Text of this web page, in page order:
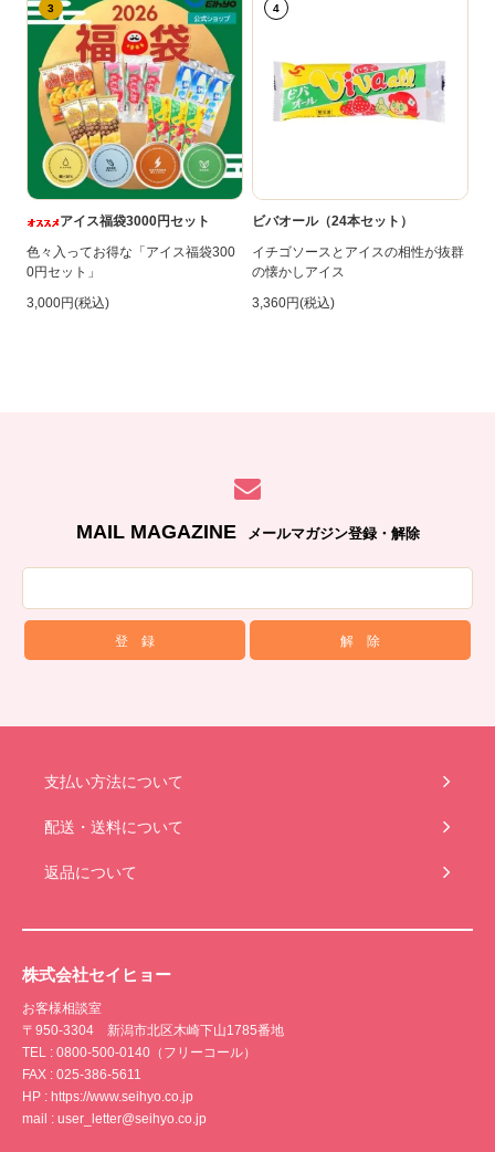
3
アイス福袋3000円セット
色々入ってお得な「アイス福袋300
0円セット」
3,000円(税込)
4
ビバオール（24本セット）
イチゴソースとアイスの相性が抜群
の懐かしアイス
3,360円(税込)
MAIL MAGAZINE メールマガジン登録・解除
支払い方法について
配送・送料について
返品について
株式会社セイヒョー
お客様相談室
〒950-3304 新潟市北区木崎下山1785番地
TEL : 0800-500-0140（フリーコール）
FAX : 025-386-5611
HP : https://www.seihyo.co.jp
mail : user_letter@seihyo.co.jp